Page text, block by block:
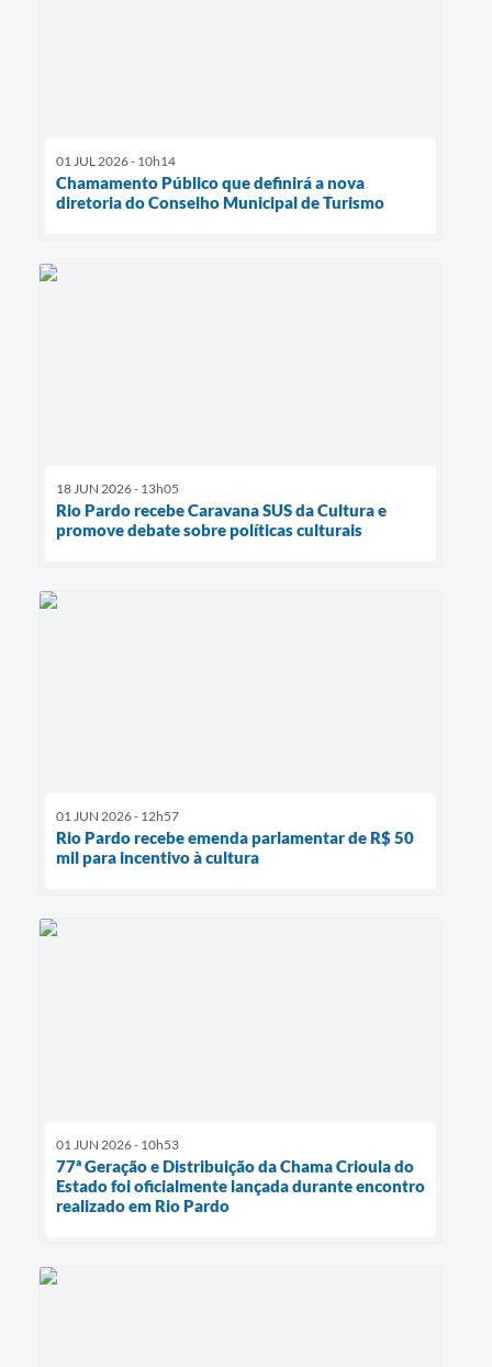
01 JUL 2026 - 10h14
Chamamento Público que definirá a nova
diretoria do Conselho Municipal de Turismo
18 JUN 2026 - 13h05
Rio Pardo recebe Caravana SUS da Cultura e
promove debate sobre políticas culturais
01 JUN 2026 - 12h57
Rio Pardo recebe emenda parlamentar de R$ 50
mil para incentivo à cultura
01 JUN 2026 - 10h53
77ª Geração e Distribuição da Chama Crioula do
Estado foi oficialmente lançada durante encontro
realizado em Rio Pardo